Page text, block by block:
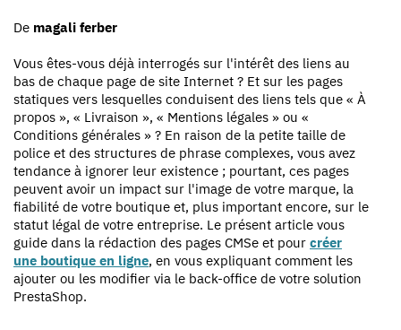
De magali ferber
Vous êtes-vous déjà interrogés sur l'intérêt des liens au
bas de chaque page de site Internet ? Et sur les pages
statiques vers lesquelles conduisent des liens tels que « À
propos », « Livraison », « Mentions légales » ou «
Conditions générales » ? En raison de la petite taille de
police et des structures de phrase complexes, vous avez
tendance à ignorer leur existence ; pourtant, ces pages
peuvent avoir un impact sur l'image de votre marque, la
fiabilité de votre boutique et, plus important encore, sur le
statut légal de votre entreprise. Le présent article vous
guide dans la rédaction des pages CMSe et pour créer
une boutique en ligne, en vous expliquant comment les
ajouter ou les modifier via le back-office de votre solution
PrestaShop.